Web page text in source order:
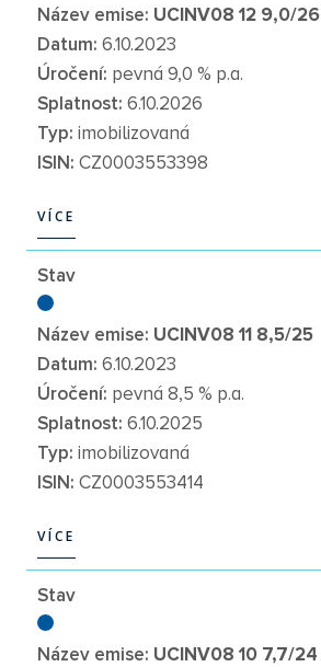
Název emise: UCINV08 12 9,0/26
Datum: 6.10.2023
Úročení: pevná 9,0 % p.a.
Splatnost: 6.10.2026
Typ: imobilizovaná
ISIN: CZ0003553398
VÍCE
Stav
Název emise: UCINV08 11 8,5/25
Datum: 6.10.2023
Úročení: pevná 8,5 % p.a.
Splatnost: 6.10.2025
Typ: imobilizovaná
ISIN: CZ0003553414
VÍCE
Stav
Název emise: UCINV08 10 7,7/24